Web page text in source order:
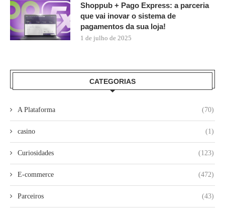
Shoppub + Pago Express: a parceria
que vai inovar o sistema de
pagamentos da sua loja!
1 de julho de 2025
CATEGORIAS
A Plataforma (70)
casino (1)
Curiosidades (123)
E-commerce (472)
Parceiros (43)